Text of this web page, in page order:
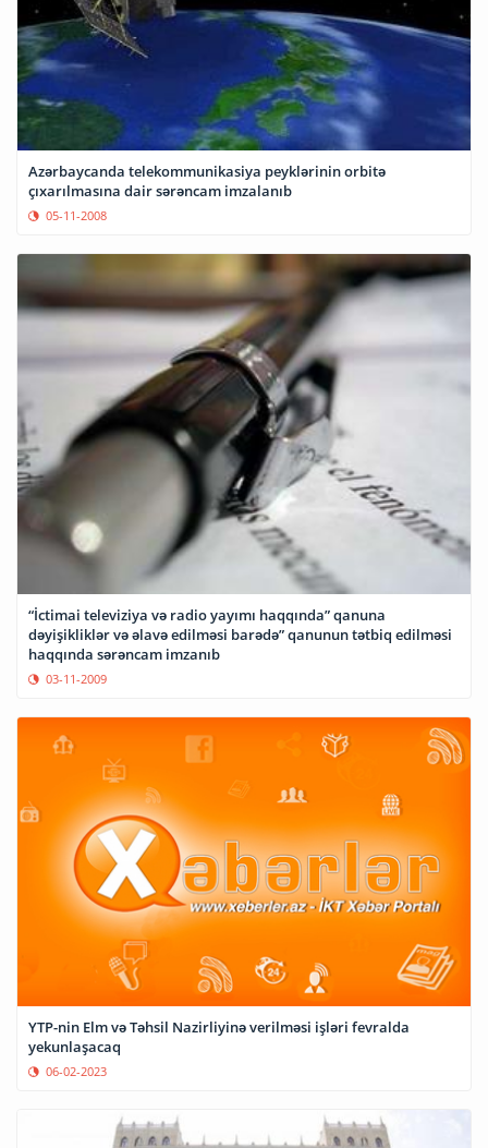
Azərbaycanda telekommunikasiya peyklərinin orbitə
çıxarılmasına dair sərəncam imzalanıb
05-11-2008
“İctimai televiziya və radio yayımı haqqında” qanuna
dəyişikliklər və əlavə edilməsi barədə” qanunun tətbiq edilməsi
haqqında sərəncam imzanıb
03-11-2009
YTP-nin Elm və Təhsil Nazirliyinə verilməsi işləri fevralda
yekunlaşacaq
06-02-2023